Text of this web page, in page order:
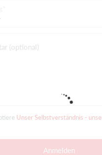
(optional)
Unser Selbstverständnis -
Anmelden